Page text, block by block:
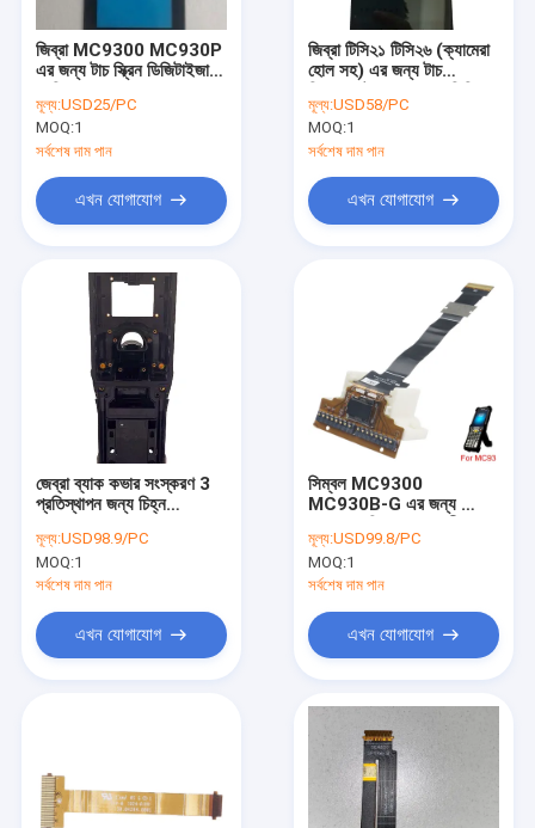
আমাদের সম্পর্কে
জিব্রা MC9300 MC930P
এর জন্য টাচ স্ক্রিন ডিজিটাইজার
মূল্য:USD25/PC
MOQ:1
সর্বশেষ দাম পান
এখন যোগাযোগ
জিব্রা টিসি২১ টিসি২৬ (ক্যামেরা
হোল সহ) এর জন্য টাচ
মূল্য:USD58/PC
MOQ:1
সর্বশেষ দাম পান
এখন যোগাযোগ
জেব্রা ব্যাক কভার সংস্করণ 3
প্রতিস্থাপন জন্য চিহ্ন
মূল্য:USD98.9/PC
MOQ:1
সর্বশেষ দাম পান
এখন যোগাযোগ
সিম্বল MC9300
MC930B-G এর জন্য ফ্লেক্স
সংযোগকারী
মূল্য:USD99.8/PC
MOQ:1
সর্বশেষ দাম পান
এখন যোগাযোগ